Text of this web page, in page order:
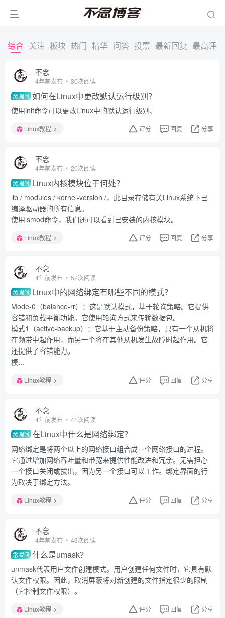
综合 关注 板块 热门 精华 问答 投票 最新回复 最高评分
不念
4年前发布 30次阅读
提问 如何在Linux中更改默认运行级别？
使用init命令可以更改Linux中的默认运行级别、
Linux教程 评分 回复 分享
不念
4年前发布 20次阅读
提问 Linux内核模块位于何处？
lib / modules / kernel-version /，此目录存储有关Linux系统下已
编译驱动器的所有信息。
使用lsmod命令，我们还可以看到已安装的内核模块。
Linux教程 评分 回复 分享
不念
4年前发布 52次阅读
提问 Linux中的网络绑定有哪些不同的模式？
Mode-0（balance-rr）：这是默认模式，基于轮询策略。它提供
容错和负载平衡功能。它使用轮询方式来传输数据包。
模式1（active-backup）：它基于主动备份策略，只有一个从机将
在频带中起作用，而另一个将在其他从机发生故障时起作用。它
还提供了容错能力。
模...
Linux教程 评分 回复 分享
不念
4年前发布 41次阅读
提问 在Linux中什么是网络绑定？
网络绑定是将两个以上的网络接口组合成一个网络接口的过程。
它通过增加网络吞吐量和带宽来提供性能改进和冗余。无需担心
一个接口关闭或拔出，因为另一个接口可以工作。绑定界面的行
为取决于绑定方法。
Linux教程 评分 回复 分享
不念
4年前发布 43次阅读
提问 什么是umask？
unmask代表用户文件创建模式。用户创建任何文件时，它具有默
认文件权限。因此，取消屏蔽将对新创建的文件指定很少的限制
（它控制文件权限）。
Linux教程 评分 回复 分享